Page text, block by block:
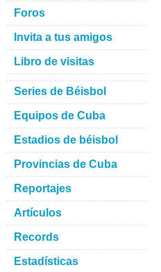
Foros
Invita a tus amigos
Libro de visitas
Series de Béisbol
Equipos de Cuba
Estadios de béisbol
Provincias de Cuba
Reportajes
Artículos
Records
Estadísticas